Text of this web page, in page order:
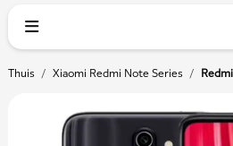
Thuis / Xiaomi Redmi Note Series /